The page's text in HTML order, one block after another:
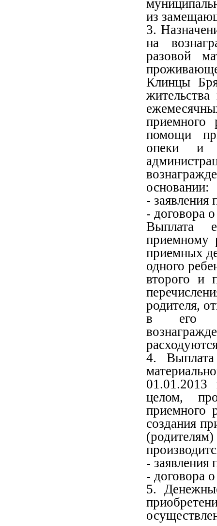
из
3.
на
разовой
Клинцы
приемного
помощи
опеки и
основании:
- заявления
- договора
Выплата
приемному
приемных
одного
второго и
родителя,
в его
4.
целом,
приемного
создания
- заявления
- договора
5.